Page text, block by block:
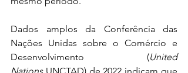
Dados amplos da Conferência das
Nações Unidas sobre o Comércio e
Desenvolvimento (United